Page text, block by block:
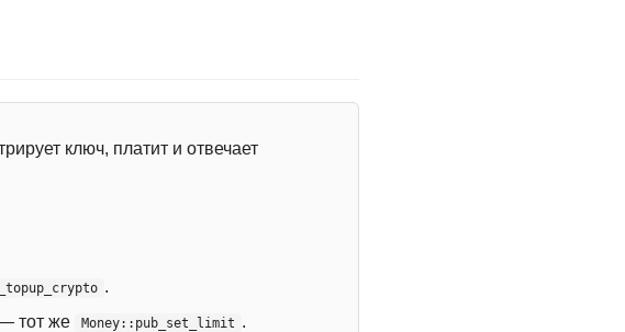
ключ, платит и отвечает
.
тот же Money::pub_set_limit .